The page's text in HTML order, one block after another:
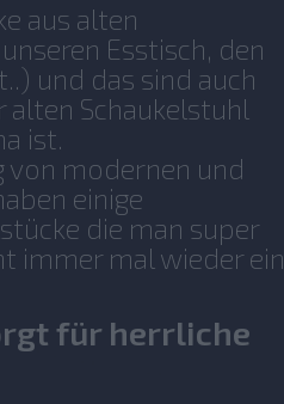
aus alten
Esstisch, den
und das sind auch
Schaukelstuhl
ist.
von modernen und
einige
die man super
immer mal wieder ein
für herrliche